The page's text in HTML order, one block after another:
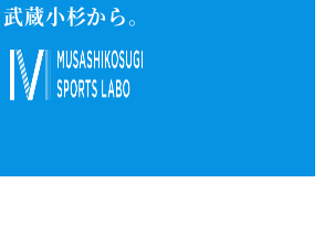
武蔵小杉から。